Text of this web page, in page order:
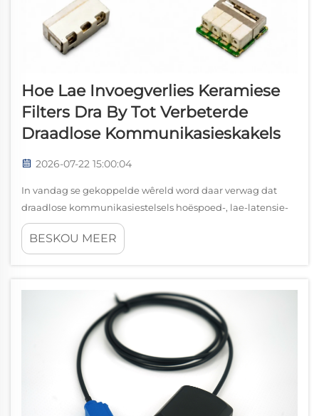
Hoe Lae Invoegverlies Keramiese
Filters Dra By Tot Verbeterde
Draadlose Kommunikasieskakels
2026-07-22 15:00:04
In vandag se gekoppelde wêreld word daar verwag dat
draadlose kommunikasiestelsels hoëspoed-, lae-latensie-
en hoogsbetroubare seinoordragting lewer. Vanaf 5G-
basisstasies en satellietkommunikasie tot GNSS-
BESKOU MEER